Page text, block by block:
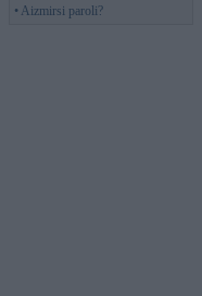
• Aizmirsi paroli?